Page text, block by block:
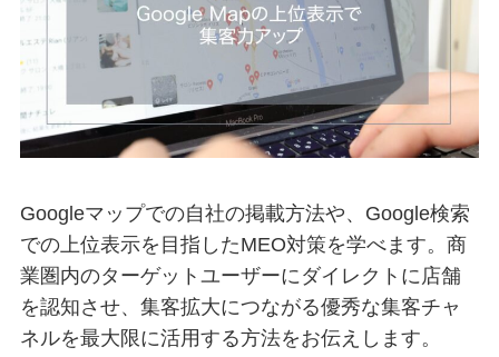
Googleマップでの自社の掲載方法や、Google検索
での上位表示を目指したMEO対策を学べます。商
業圏内のターゲットユーザーにダイレクトに店舗
を認知させ、集客拡大につながる優秀な集客チャ
ネルを最大限に活用する方法をお伝えします。